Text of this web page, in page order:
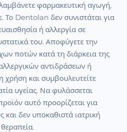
φαρμακευτική αγωγή,
Το Dentolan δεν συνιστάται για
ή αλλεργία σε
του. Αποφύγετε την
ποτών κατά τη διάρκεια της
αντιδράσεων ή
χρήση και συμβουλευτείτε
υγείας. Να φυλάσσεται
αυτό προορίζεται για
δεν υποκαθιστά ιατρική